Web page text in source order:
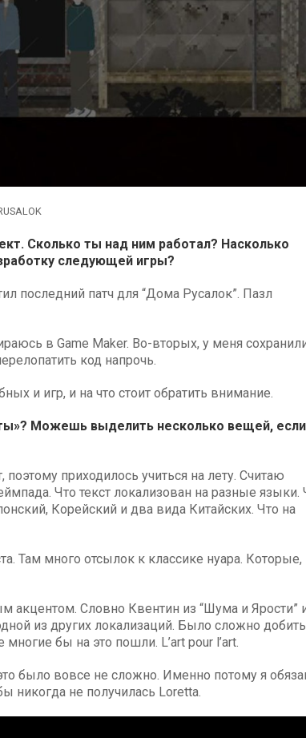
Сколько ты над ним работал? Насколько
следующей игры?
последний патч для “Дома Русалок”. Пазл
в Game Maker. Во-вторых, у меня
код напрочь.
и игр, и на что стоит обратить внимание.
Можешь выделить несколько вещей, если
приходилось учиться на лету. Считаю
Что текст локализован на разные языки.
Корейский и два вида Китайских. Что на
Там много отсылок к классике нуара. Которые,
акцентом. Словно Квентин из “Шума и Ярости”
из других локализаций. Было сложно
многие бы на это пошли. L’art pour l’art.
было вовсе не сложно. Именно потому я
не получилась Loretta.